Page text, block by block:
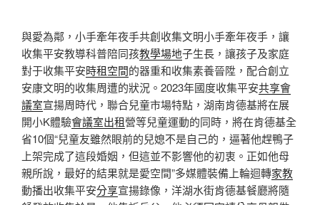
與愛為鄰，小手牽年夜手共創收集文明小手牽年夜手，讓
收集平安教導科普陪同孩教學場地子生長，讓孩子及家庭
對于收集平安時租空間的器重和收集素養晉陞，配合創立
安康文明的收集周遭的狀況。2023年國度收集平安共享會
議室宣揚周時代，聯合兒童市場特點，湖南肯德基將在展
開小K體驗會議室出租營等兒童運動的同時，將在肯德基全
省10個“兒童友雖然眼前的兒媳不是自己的，逼著他趕鴨子
上架完成了這段婚姻，但這並不影響他的初衷。正如他母
親所說，最好的結果就是愛空間”多媒體裝備上輪迴轉家教
動播出收集平安分享宣揚錄像，洋湖水街肯德基餐廳將隨